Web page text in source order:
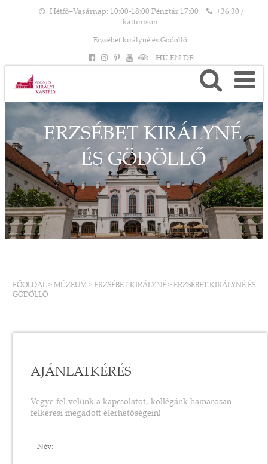
Hétfő–Vasárnap: 10:00-18:00 Pénztár 17:00
+36 30 /
kattintson
Erzsébet királyné és Gödöllő
HU EN DE
ERZSÉBET KIRÁLYNÉ
ÉS GÖDÖLLŐ
FŐOLDAL > MÚZEUM > ERZSÉBET KIRÁLYNÉ > ERZSÉBET KIRÁLYNÉ ÉS
GÖDÖLLŐ
AJÁNLATKÉRÉS
Vegye fel velünk a kapcsolatot, kollégánk hamarosan
felkeresi megadott elérhetőségein!